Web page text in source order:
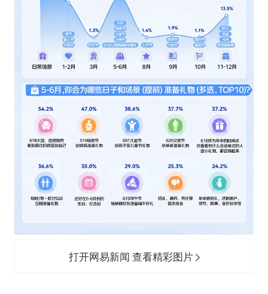
打开网易新闻 查看精彩图片